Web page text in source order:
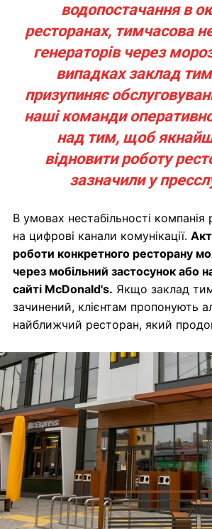
водопостачання в
ресторанах, тимчасова
генераторів через
випадках заклад
призупиняє
наші команди
над тим, щоб
відновити роботу
зазначили у
В умовах нестабільності компанія
на цифрові канали комунікації.
роботи конкретного ресторану
через мобільний застосунок або
сайті McDonald's. Якщо заклад
зачинений, клієнтам пропонують
найближчий ресторан, який